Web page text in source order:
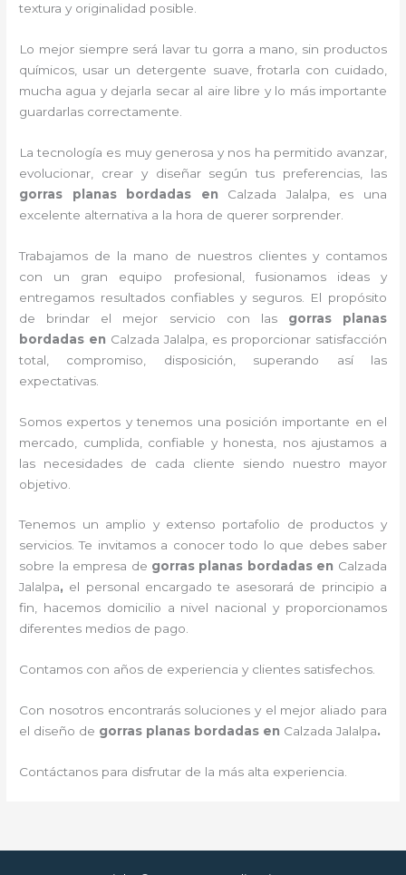
textura y originalidad posible.
Lo mejor siempre será lavar tu gorra a mano, sin productos
químicos, usar un detergente suave, frotarla con cuidado,
mucha agua y dejarla secar al aire libre y lo más importante
guardarlas correctamente.
La tecnología es muy generosa y nos ha permitido avanzar,
evolucionar, crear y diseñar según tus preferencias, las
gorras planas bordadas en Calzada Jalalpa, es una
excelente alternativa a la hora de querer sorprender.
Trabajamos de la mano de nuestros clientes y contamos
con un gran equipo profesional, fusionamos ideas y
entregamos resultados confiables y seguros. El propósito
de brindar el mejor servicio con las gorras planas
bordadas en Calzada Jalalpa, es proporcionar satisfacción
total, compromiso, disposición, superando así las
expectativas.
Somos expertos y tenemos una posición importante en el
mercado, cumplida, confiable y honesta, nos ajustamos a
las necesidades de cada cliente siendo nuestro mayor
objetivo.
Tenemos un amplio y extenso portafolio de productos y
servicios. Te invitamos a conocer todo lo que debes saber
sobre la empresa de gorras planas bordadasen Calzada
Jalalpa, el personal encargado te asesorará de principio a
fin, hacemos domicilio a nivel nacional y proporcionamos
diferentes medios de pago.
Contamos con años de experiencia y clientes satisfechos.
Con nosotros encontrarás soluciones y el mejor aliado para
el diseño de gorras planas bordadas en Calzada Jalalpa.
Contáctanos para disfrutar de la más alta experiencia.